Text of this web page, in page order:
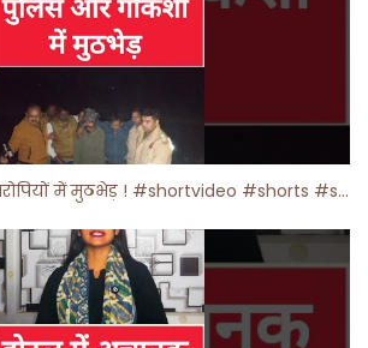
पुलिस और गौकशी आरोपियों में मुठभेड़ ! #shortvideo #shorts #shortsfeed